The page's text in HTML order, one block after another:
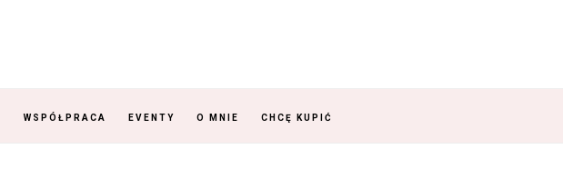
WSPÓŁPRACA EVENTY O MNIE CHCĘ KUPIĆ